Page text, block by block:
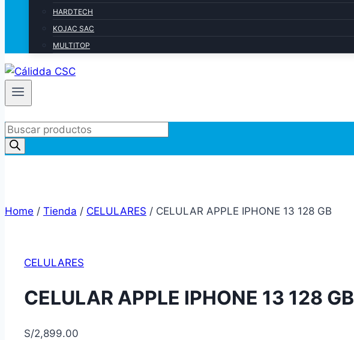
HARDTECH
KOJAC SAC
MULTITOP
Products
search
Home / Tienda / CELULARES / CELULAR APPLE IPHONE 13 128 GB
CELULARES
CELULAR APPLE IPHONE 13 128 GB
S/2,899.00